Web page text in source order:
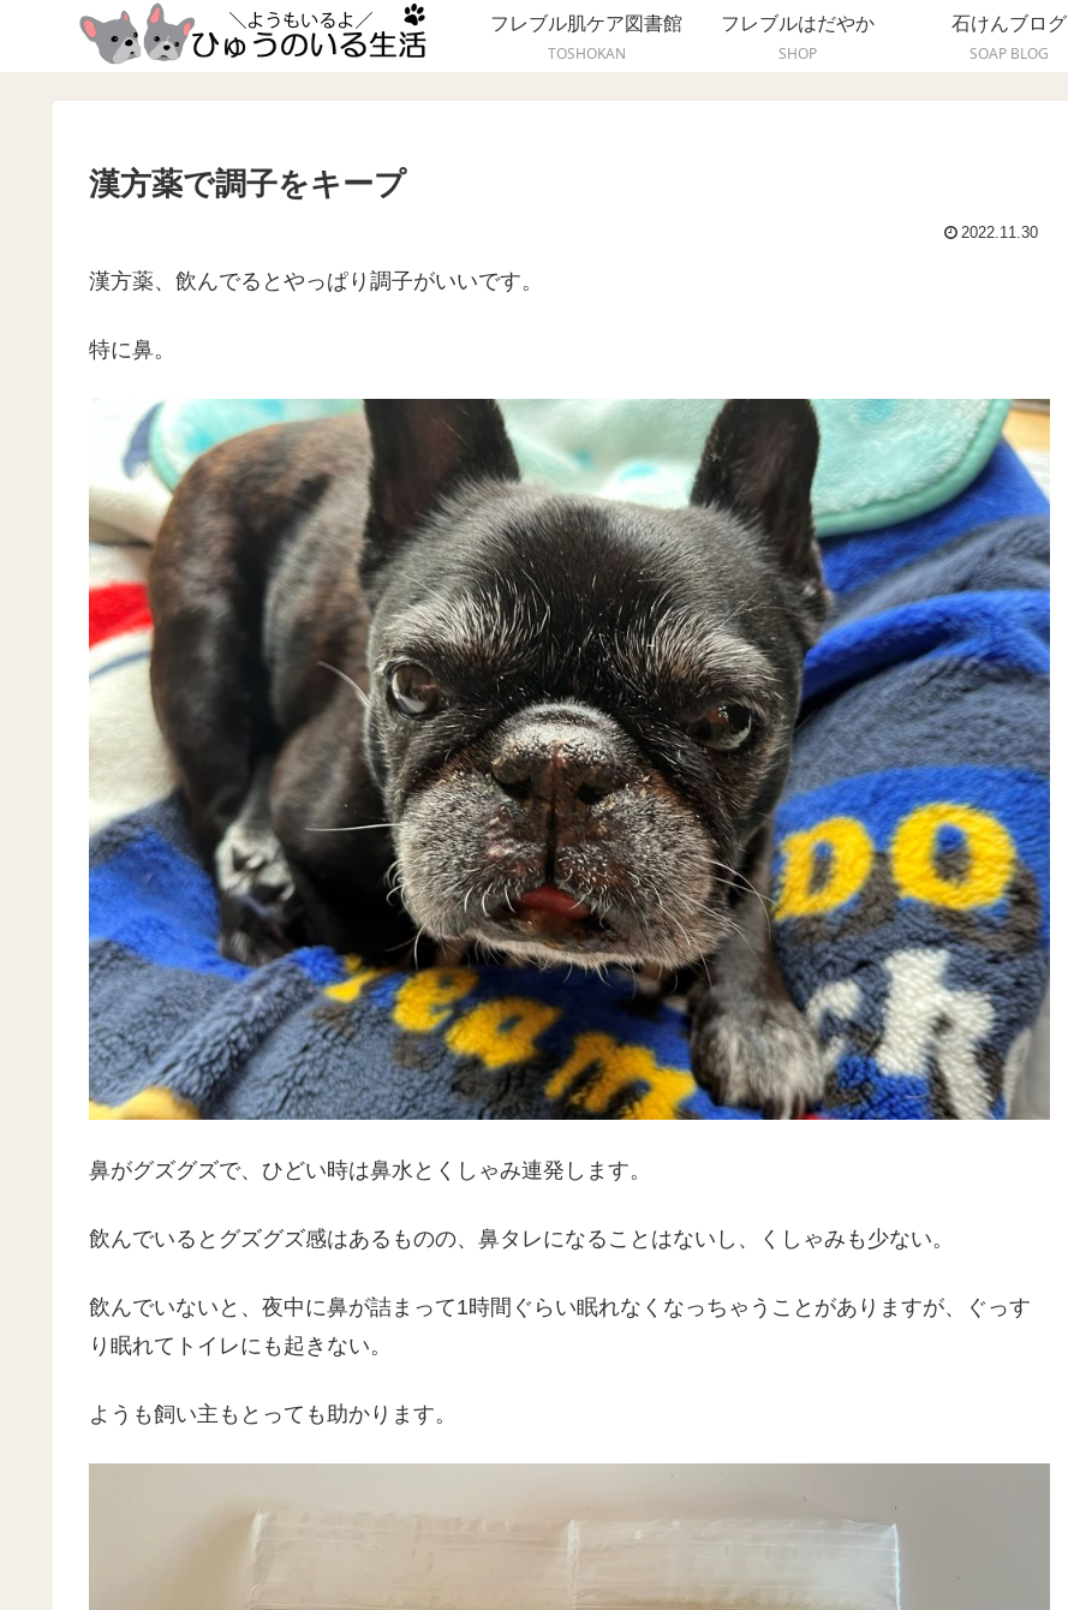
フレブル肌ケア図書館
TOSHOKAN
フレブルはだやか
SHOP
石けんブログ
SOAP BLOG
漢方薬で調子をキープ
2022.11.30
漢方薬、飲んでるとやっぱり調子がいいです。
特に鼻。
鼻がグズグズで、ひどい時は鼻水とくしゃみ連発します。
飲んでいるとグズグズ感はあるものの、鼻タレになることはないし、くしゃみも少ない。
飲んでいないと、夜中に鼻が詰まって1時間ぐらい眠れなくなっちゃうことがありますが、ぐっす
り眠れてトイレにも起きない。
ようも飼い主もとっても助かります。